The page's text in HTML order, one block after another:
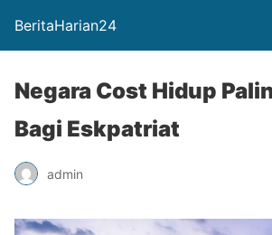
BeritaHarian24
Negara Cost Hidup
Bagi Eskpatriat
admin